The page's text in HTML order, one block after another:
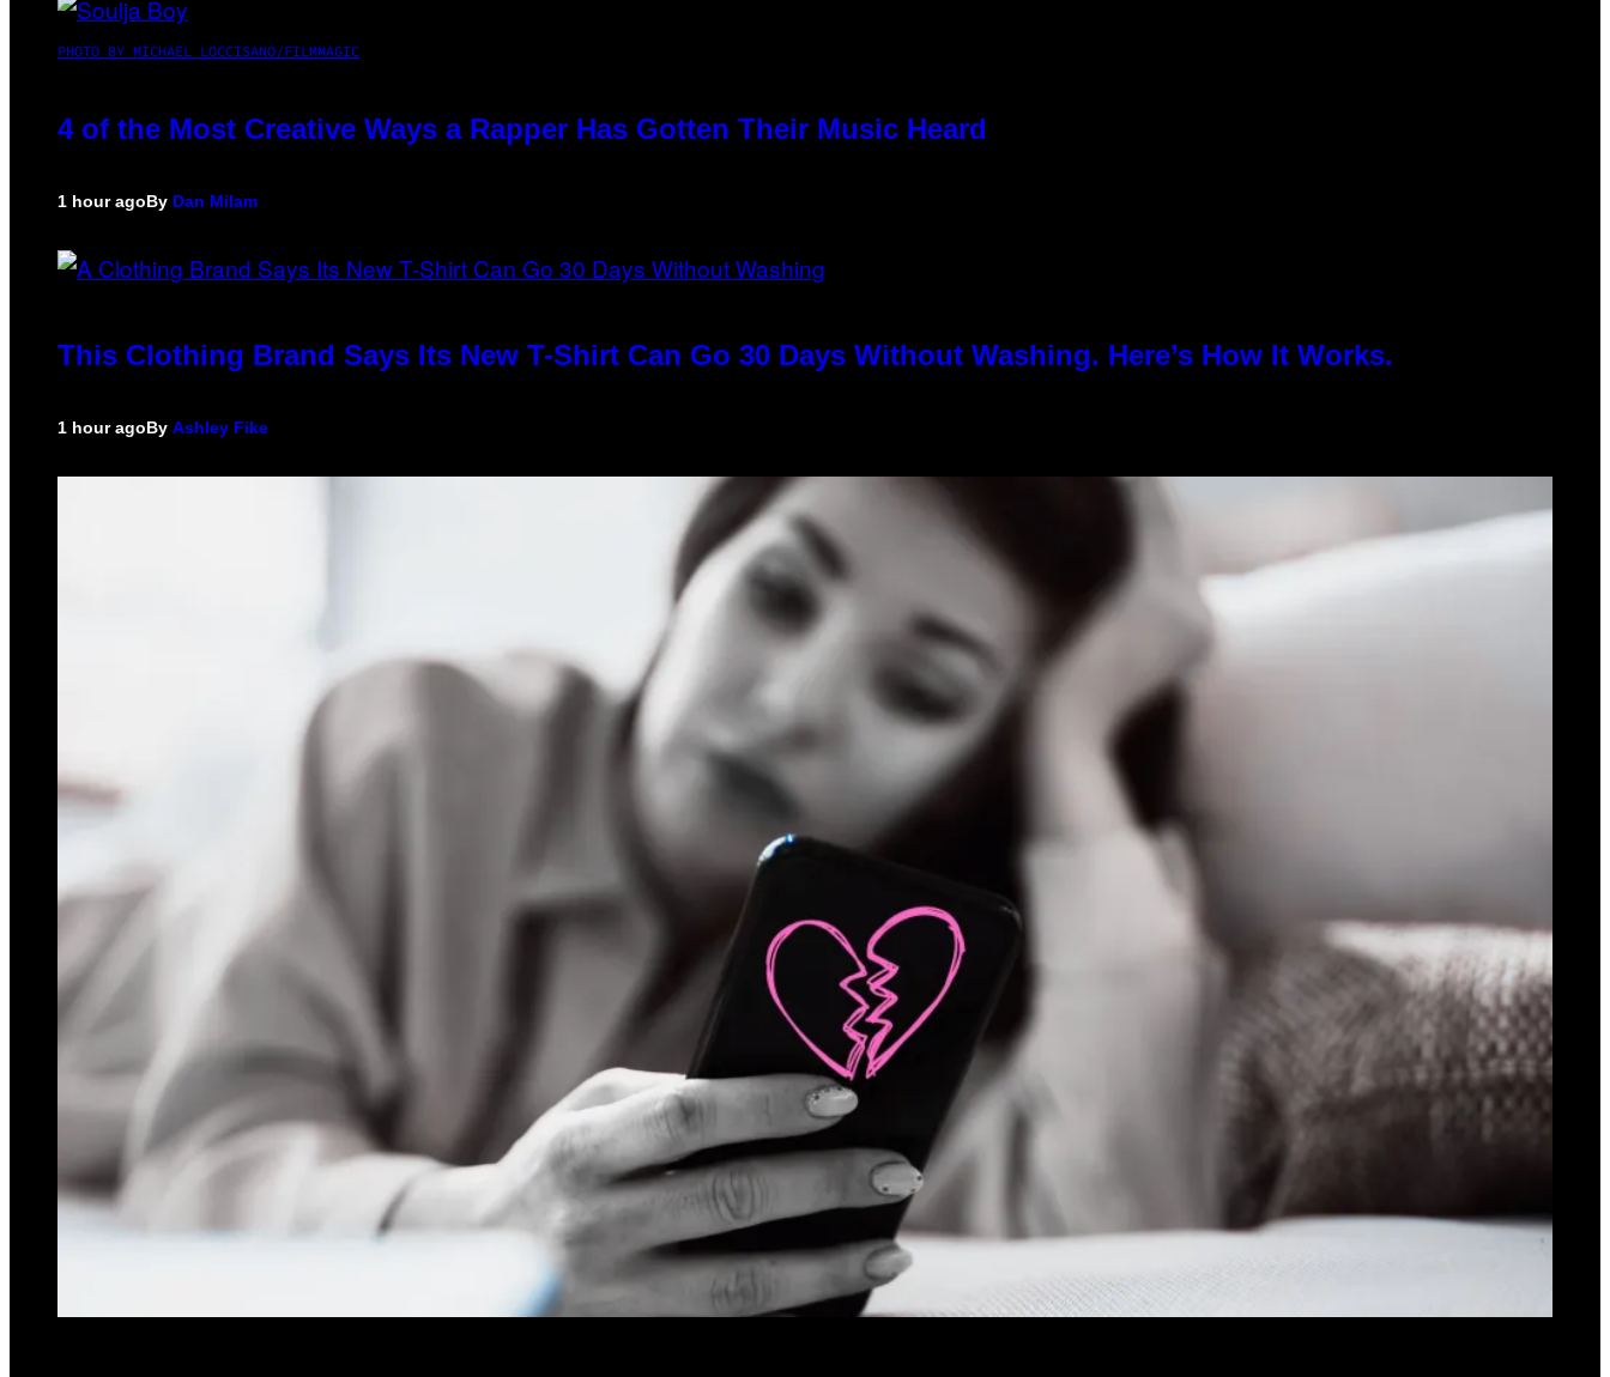
PHOTO BY MICHAEL LOCCISANO/FILMMAGIC
4 of the Most Creative Ways a Rapper Has Gotten Their Music Heard
1 hour agoBy Dan Milam
This Clothing Brand Says Its New T-Shirt Can Go 30 Days Without Washing. Here’s How It Works.
1 hour agoBy Ashley Fike